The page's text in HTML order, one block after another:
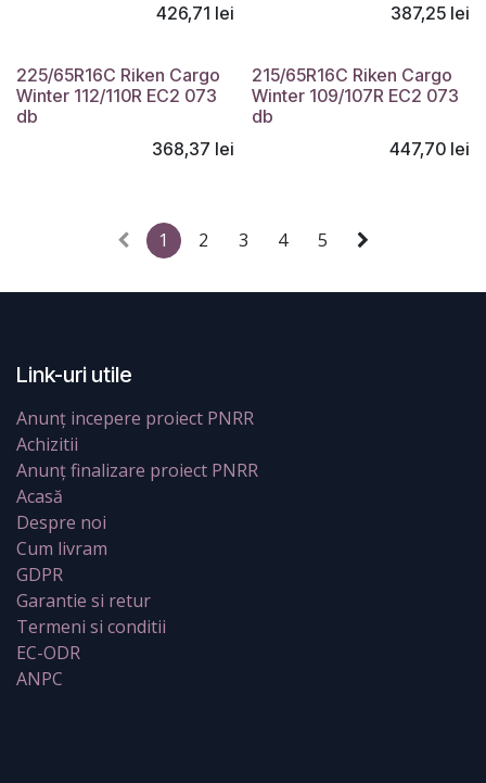
426,71 lei
387,25lei
225/65R16C Riken Cargo
Winter 112/110R EC2 073
db
368,37 lei Montaj gratuit
215/65R16C Riken Cargo
Winter 109/107R EC2 073
db
447,70lei
1 2 3 4 5
Link-uri utile
Anunț incepere proiect PNRR
Achizitii
Anunț finalizare proiect PNRR
Acasă
Despre noi
Cum livram
GDPR
Garantie si retur
Termeni si conditii
EC-ODR
ANPC